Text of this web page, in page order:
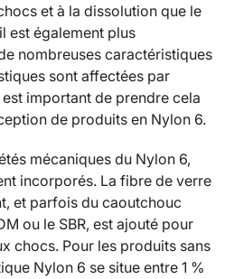
et à la dissolution que le
est également plus
nombreuses caractéristiques
sont affectées par
est important de prendre cela
de produits en Nylon 6.
mécaniques du Nylon 6,
incorporés. La fibre de verre
et parfois du caoutchouc
ou le SBR, est ajouté pour
chocs. Pour les produits sans
Nylon 6 se situe entre 1 %